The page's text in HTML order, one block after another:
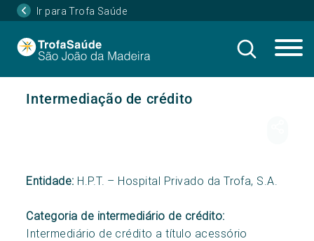
Ir para Trofa Saúde
Intermediação de crédito
Entidade: H.P.T. – Hospital Privado da Trofa, S.A.
Categoria de intermediário de crédito:
Intermediário de crédito a título acessório